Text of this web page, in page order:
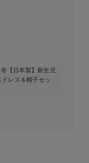
【日本製】新生児
ドレス＆帽子セッ